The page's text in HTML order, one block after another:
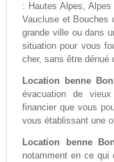
: Hautes Alpes,
Vaucluse et Bouches
grande ville ou dans
situation pour vous
cher, sans être dénué
Location benne
évacuation de
financier que vous
vous établissant une
Location benne
notamment en ce qui